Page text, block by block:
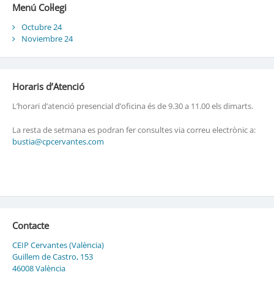
Menú Col·legi
Octubre 24
Noviembre 24
Horaris d’Atenció
L’horari d’atenció presencial d’oficina és de 9.30 a 11.00 els dimarts.
La resta de setmana es podran fer consultes via correu electrònic a:
bustia@cpcervantes.com
Contacte
CEIP Cervantes (València)
Guillem de Castro, 153
46008 València